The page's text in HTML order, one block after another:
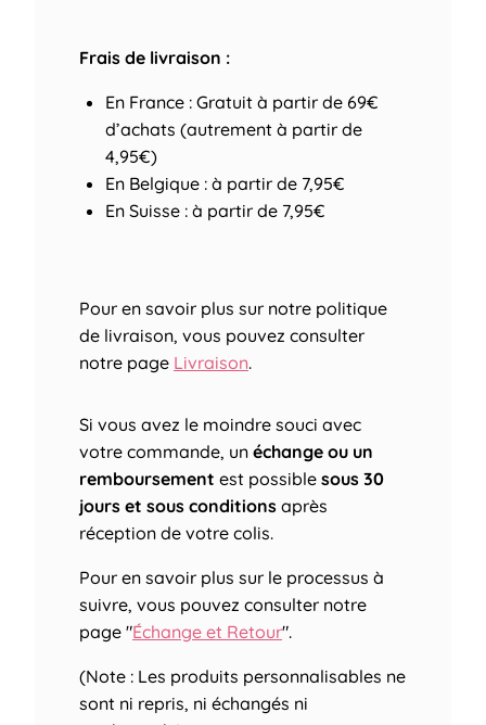
Frais de livraison :
En France : Gratuit à partir de 69€
d’achats (autrement à partir de
4,95€)
En Belgique : à partir de 7,95€
En Suisse : à partir de 7,95€
Pour en savoir plus sur notre politique
de livraison, vous pouvez consulter
notre page Livraison.
Si vous avez le moindre souci avec
votre commande, un échange ou un
remboursement est possible sous 30
jours et sous conditions après
réception de votre colis.
Pour en savoir plus sur le processus à
suivre, vous pouvez consulter notre
page "Échange et Retour".
(Note : Les produits personnalisables ne
sont ni repris, ni échangés ni